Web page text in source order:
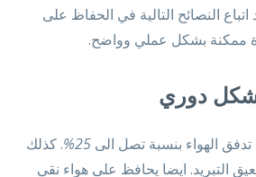
اتباع النصائح التالية في الحفاظ على
ممكنة بشكل عملي وواضح.
دوري
الهواء بنسبة تصل الى 25%
. كذلك
التبريد. ايضا يحافظ على هواء نقي